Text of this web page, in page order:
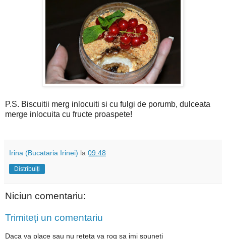
P.S. Biscuitii merg inlocuiti si cu fulgi de porumb, dulceata
merge inlocuita cu fructe proaspete!
Irina (Bucataria Irinei) la 09:48
Distribuiți
Niciun comentariu:
Trimiteți un comentariu
Daca va place sau nu reteta va rog sa imi spuneti